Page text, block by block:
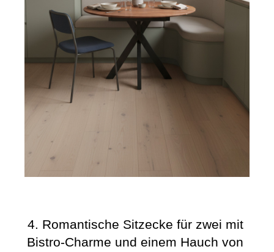
4. Romantische Sitzecke für zwei mit
Bistro-Charme und einem Hauch von